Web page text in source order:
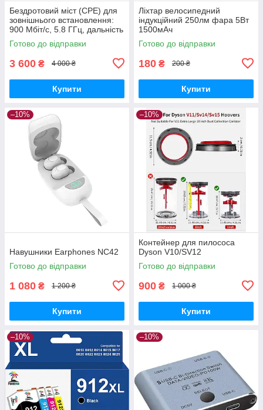
Бездротовий міст (CPE) для
зовнішнього встановлення:
900 Мбіт/с, 5.8 ГГц, дальність
до 5 км. Точка доступу Wi-Fi,
бездротовий
Готово до відправки
3 600 ₴ 4 000 ₴
Купити
Ліхтар велосипедний
індукційний 250лм фара 5Вт
1500мАч
Готово до відправки
180 ₴ 200 ₴
Купити
–10%
Навушники Earphones NC42
Готово до відправки
1 080 ₴ 1 200 ₴
Купити
–10%
Контейнер для пилососа
Dyson V10/SV12
Готово до відправки
900 ₴ 1 000 ₴
Купити
–10% –10%